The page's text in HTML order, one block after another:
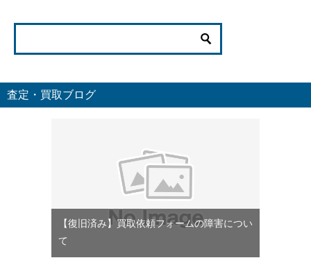
査定・買取ブログ
【復旧済み】買取依頼フォームの障害につい
て